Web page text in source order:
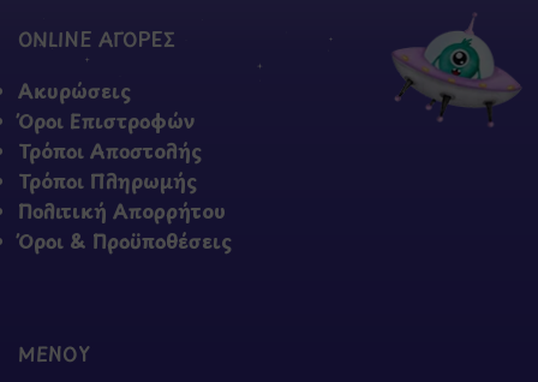
ONLINE ΑΓΟΡΕΣ
Ακυρώσεις
Όροι Επιστροφών
Τρόποι Αποστολής
Τρόποι Πληρωμής
Πολιτική Απορρήτου
Όροι & Προϋποθέσεις
ΜΕΝΟΥ